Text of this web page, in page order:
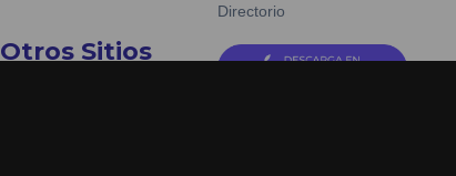
Otros Sitios
Directorio